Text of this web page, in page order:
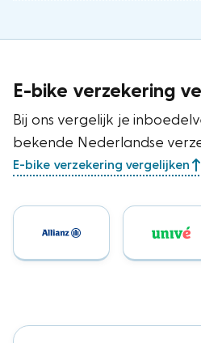
E-bike verzekering
Bij ons vergelijk je
bekende Nederlandse
E-bike verzekering vergelijken